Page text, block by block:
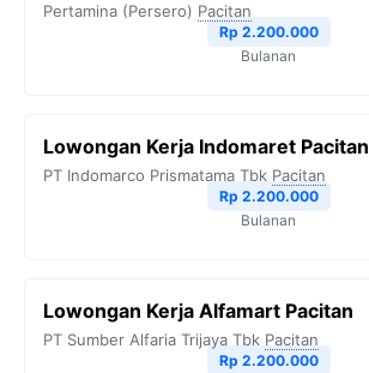
Pertamina (Persero) Pacitan
Rp 2.200.000
Bulanan
Lowongan Kerja Indomaret Pacitan
PT Indomarco Prismatama Tbk Pacitan
Rp 2.200.000
Bulanan
Lowongan Kerja Alfamart Pacitan
PT Sumber Alfaria Trijaya Tbk Pacitan
Rp 2.200.000